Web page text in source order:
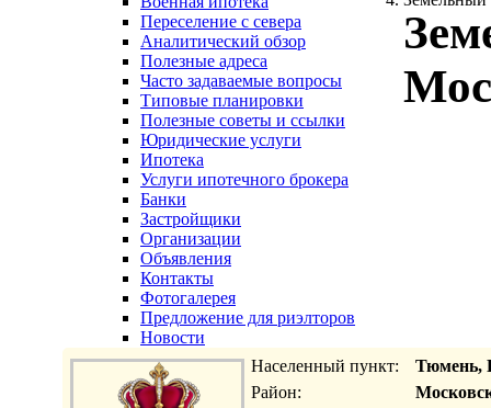
Переселение с севера
Аналитический обзор
Полезные адреса
Часто задаваемые вопросы
Типовые планировки
Полезные советы и ссылки
Юридические услуги
Ипотека
Услуги ипотечного брокера
Банки
Застройщики
Организации
Объявления
Контакты
Фотогалерея
Предложение для риэлторов
Новости
Населенный пункт:
Тюмень,
Район: